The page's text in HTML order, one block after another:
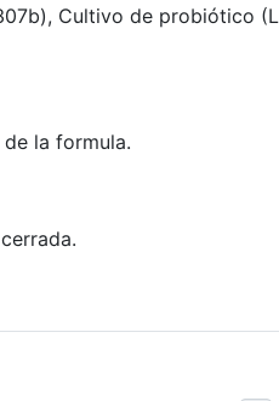
Cultivo de probiótico
la formula.